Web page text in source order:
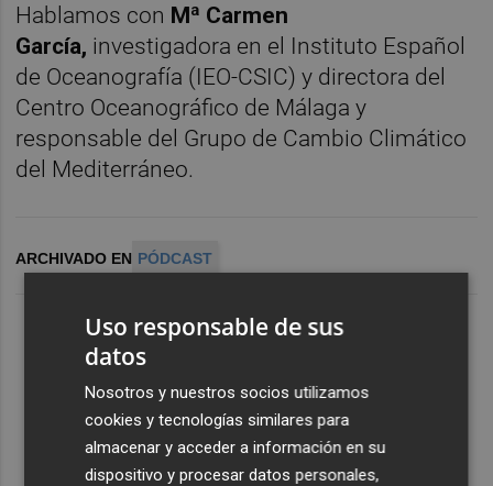
Hablamos con Mª Carmen
García, investigadora en el Instituto Español
de Oceanografía (IEO-CSIC) y directora del
Centro Oceanográfico de Málaga y
responsable del Grupo de Cambio Climático
del Mediterráneo.
ARCHIVADO EN PÓDCAST
Uso responsable de sus
datos
Nosotros y nuestros socios utilizamos
cookies y tecnologías similares para
almacenar y acceder a información en su
dispositivo y procesar datos personales,